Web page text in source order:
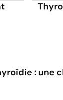
: une